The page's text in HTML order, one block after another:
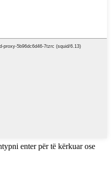
enter për të kërkuar ose